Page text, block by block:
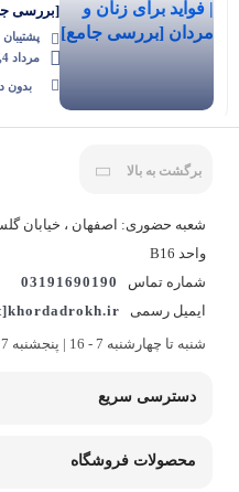
[بررسی
مرداد 4, 1404
بدون
تیر 28, 1404
برگشت به بالا
شعبه حضوری: اصفهان ، خیابان
واحد B16
شماره تماس
03191690190
ایمیل رسمی
شنبه تا چهارشنبه 7 - 16 | پنجشنبه 7 - 13
دسترسی سریع
محصولات فروشگاه